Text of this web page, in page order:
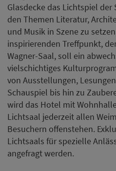
Glasdecke das Lichtspiel
den Themen Literatur,
und Musik in Szene zu
inspirierenden Treffpunkt,
Wagner-Saal, soll ein
vielschichtiges
von Ausstellungen,
Schauspiel bis hin zu
wird das Hotel mit
Lichtsaal jederzeit allen
Besuchern offenstehen.
Lichtsaals für spezielle
angefragt werden.